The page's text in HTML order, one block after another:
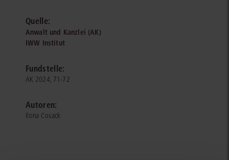
Quelle:
Anwalt und Kanzlei (AK)
IWW Institut
Fundstelle:
AK 2024, 71-72
Autoren:
Ilona Cosack